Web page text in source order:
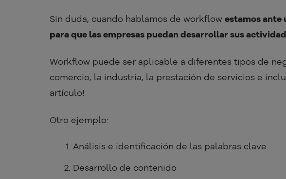
Sin duda, cuando hablamos de workflow estamos ante
para que las empresas puedan desarrollar sus
Workflow puede ser aplicable a diferentes tipos de
comercio, la industria, la prestación de servicios e
artículo!
Otro ejemplo:
Análisis e identificación de las palabras clave
Desarrollo de contenido